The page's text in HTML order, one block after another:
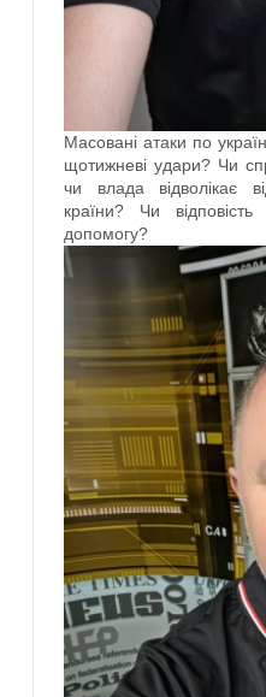
Масовані атаки по
щотижневі удари? Чи
чи влада відволікає
країни? Чи
допомогу?